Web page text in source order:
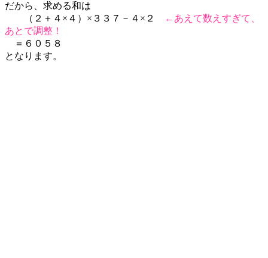
だから、求める和は
（２＋４×４）×３３７－４×２
←あえて数えすぎて、
あとで調整！
＝６０５８
となります。